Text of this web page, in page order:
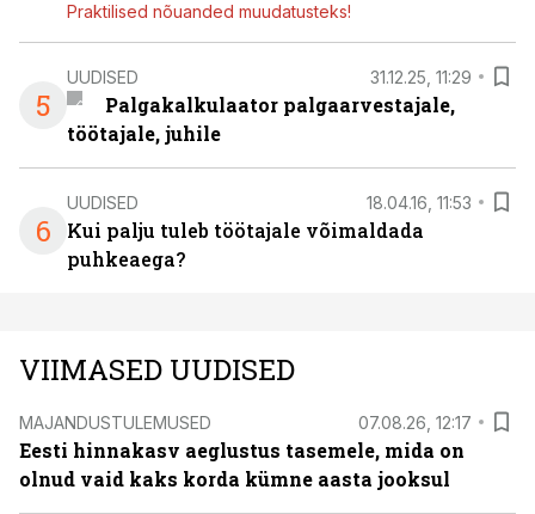
Praktilised nõuanded muudatusteks!
5
UUDISED 31.12.25, 11:29
Palgakalkulaator palgaarvestajale,
töötajale, juhile
6
UUDISED 18.04.16, 11:53
Kui palju tuleb töötajale võimaldada
puhkeaega?
VIIMASED UUDISED
MAJANDUSTULEMUSED 07.08.26, 12:17
Eesti hinnakasv aeglustus tasemele, mida on
olnud vaid kaks korda kümne aasta jooksul